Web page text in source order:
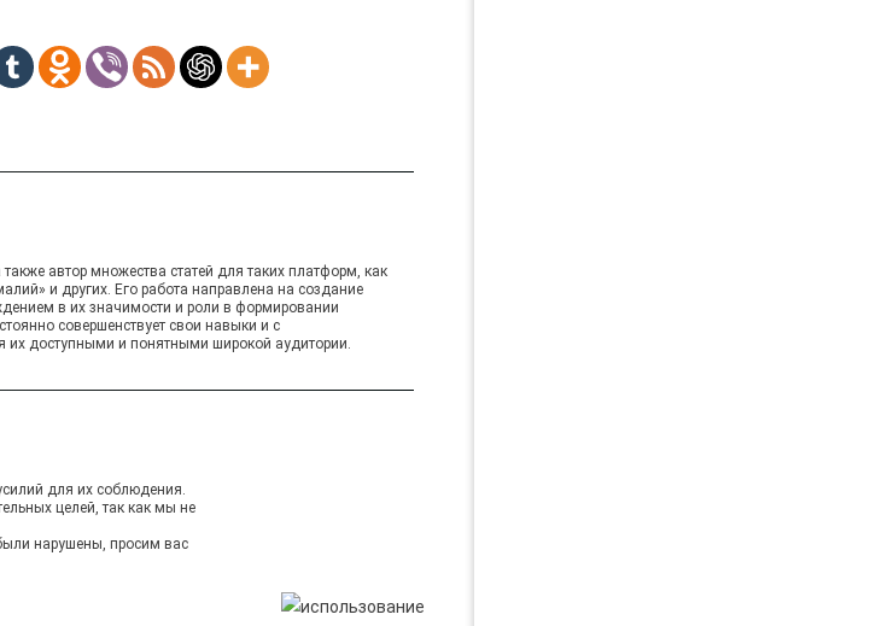
автор множества статей для таких платформ, как
и других. Его работа направлена на создание
в их значимости и роли в формировании
совершенствует свои навыки и с
доступными и понятными широкой аудитории.
для их соблюдения.
целей, так как мы не
нарушены, просим вас